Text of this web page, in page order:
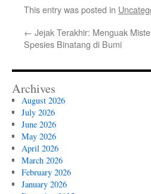
This entry was posted in
← Jejak Terakhir: Menguak
Spesies Binatang di Bumi
Archives
August 2026
July 2026
June 2026
May 2026
April 2026
March 2026
February 2026
January 2026